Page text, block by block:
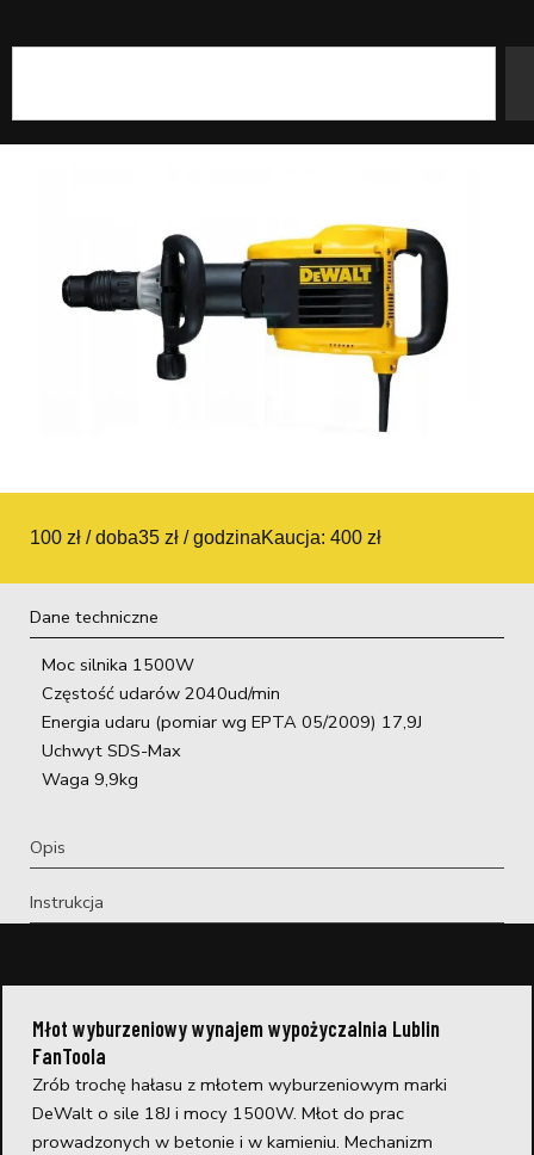
100 zł / doba35 zł / godzinaKaucja: 400 zł
Dane techniczne
Opis
Instrukcja
Moc silnika 1500W
Częstość udarów 2040ud/min
Energia udaru (pomiar wg EPTA 05/2009) 17,9J
Uchwyt SDS-Max
Waga 9,9kg
Młot wyburzeniowy wynajem wypożyczalnia Lublin
FanToola
Zrób trochę hałasu z młotem wyburzeniowym marki
DeWalt o sile 18J i mocy 1500W. Młot do prac
prowadzonych w betonie i w kamieniu. Mechanizm